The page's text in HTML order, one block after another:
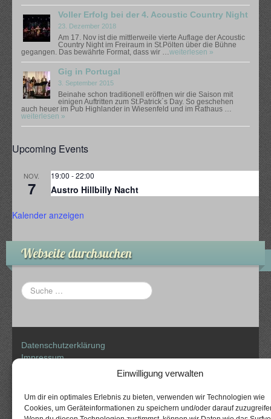
Einwilligung verwalten
Um dir ein optimales Erlebnis zu bieten, verwenden wir Technologien wie
Cookies, um Geräteinformationen zu speichern und/oder darauf
Voller Erfolg bei der 4. Acoustic Country Night
23. Dezember 2018
Am 17. Nov ist die mittlerweile vierte Auflage der Acoustic
Country Night im Freiraum in St.Pölten über die Bühne
gegangen. Das bewährte Format, dass wir … weiterlesen »
Gig in Portugal
3. September 2015
Beinahe schon traditionell eröffnen wir die Saison mit
einigen Auftritten zum St.Patrick´s Day. So geschehen
auch heuer im Pub Highlander in Wiesenfeld und im Rathaus …
weiterlesen »
Upcoming Events
NOV.
7
19:00 -22:00
Austro Hillbilly Nacht
Kalender anzeigen
Webseite durchsuchen
Datenschutzerklärung
Impressum
CyberChimps WordPress Themes